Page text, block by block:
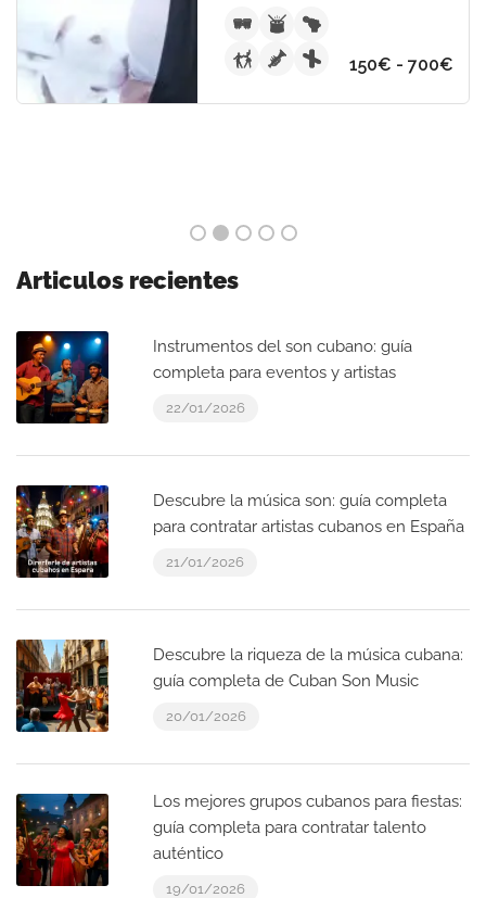
150€ - 700€
Articulos recientes
Instrumentos del son cubano: guía
completa para eventos y artistas
22/01/2026
Descubre la música son: guía completa
para contratar artistas cubanos en España
21/01/2026
Descubre la riqueza de la música cubana:
guía completa de Cuban Son Music
20/01/2026
Los mejores grupos cubanos para fiestas:
guía completa para contratar talento
auténtico
19/01/2026